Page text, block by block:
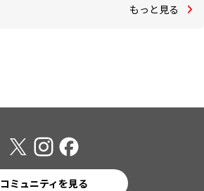
もっと見る
コミュニティを見る